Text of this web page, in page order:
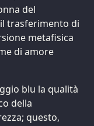
del
trasferimento di
metafisica
di amore
blu la qualità
della
questo,